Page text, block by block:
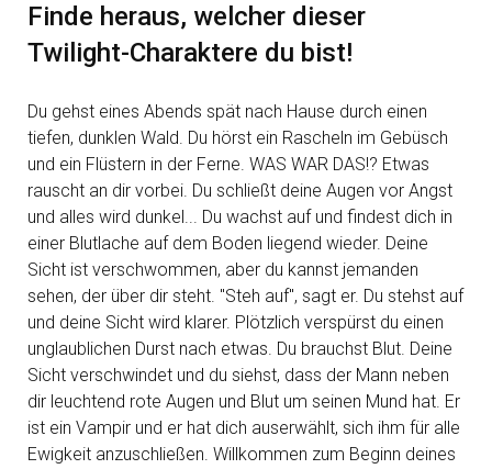
Finde heraus, welcher dieser
Twilight-Charaktere du bist!
Du gehst eines Abends spät nach Hause durch einen
tiefen, dunklen Wald. Du hörst ein Rascheln im Gebüsch
und ein Flüstern in der Ferne. WAS WAR DAS!? Etwas
rauscht an dir vorbei. Du schließt deine Augen vor Angst
und alles wird dunkel... Du wachst auf und findest dich in
einer Blutlache auf dem Boden liegend wieder. Deine
Sicht ist verschwommen, aber du kannst jemanden
sehen, der über dir steht. "Steh auf", sagt er. Du stehst auf
und deine Sicht wird klarer. Plötzlich verspürst du einen
unglaublichen Durst nach etwas. Du brauchst Blut. Deine
Sicht verschwindet und du siehst, dass der Mann neben
dir leuchtend rote Augen und Blut um seinen Mund hat. Er
ist ein Vampir und er hat dich auserwählt, sich ihm für alle
Ewigkeit anzuschließen. Willkommen zum Beginn deines